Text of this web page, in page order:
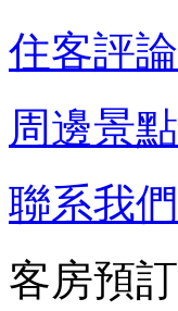
住客評論
周邊景點
聯系我們
客房預訂